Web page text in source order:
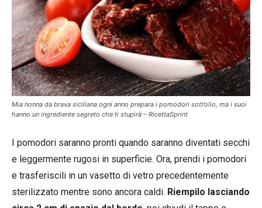
Mia nonna da brava siciliana ogni anno prepara i pomodori sott’olio, ma i suoi
hanno un ingrediente segreto che ti stupirà – RicettaSprint
I pomodori saranno pronti quando saranno diventati secchi
e leggermente rugosi in superficie. Ora, prendi i pomodori
e trasferiscili in un vasetto di vetro precedentemente
sterilizzato mentre sono ancora caldi. Riempilo lasciando